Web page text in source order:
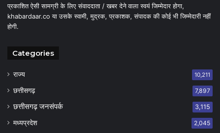
प्रकाशित ऐसी सामग्री के लिए संवाददाता / खबर देने वाला स्वयं जिम्मेदार होगा,
khabardaar.co या उसके स्वामी, मुद्रक, प्रकाशक, संपादक की कोई भी जिम्मेदारी नहीं
होगी.
Categories
राज्य 10,211
छत्तीसगढ़ 7,897
छत्तीसगढ़ जनसंपर्क 3,115
मध्यप्रदेश 2,045